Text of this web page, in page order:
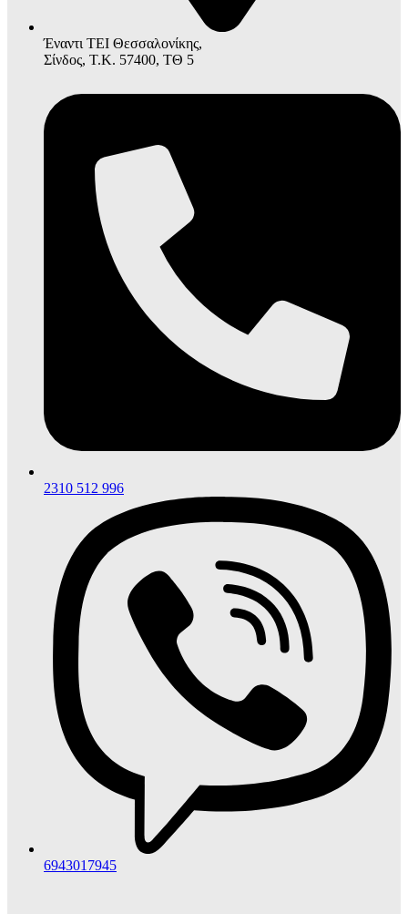
Έναντι ΤΕΙ Θεσσαλονίκης,
Σίνδος, Τ.Κ. 57400, ΤΘ 5
2310 512 996
6943017945